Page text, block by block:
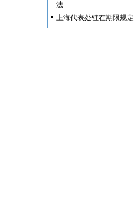
法
上海代表处驻在期限规定